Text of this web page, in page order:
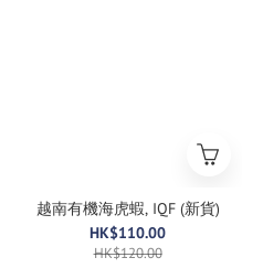
越南有機海虎蝦, IQF (新貨)
HK$110.00
HK$120.00